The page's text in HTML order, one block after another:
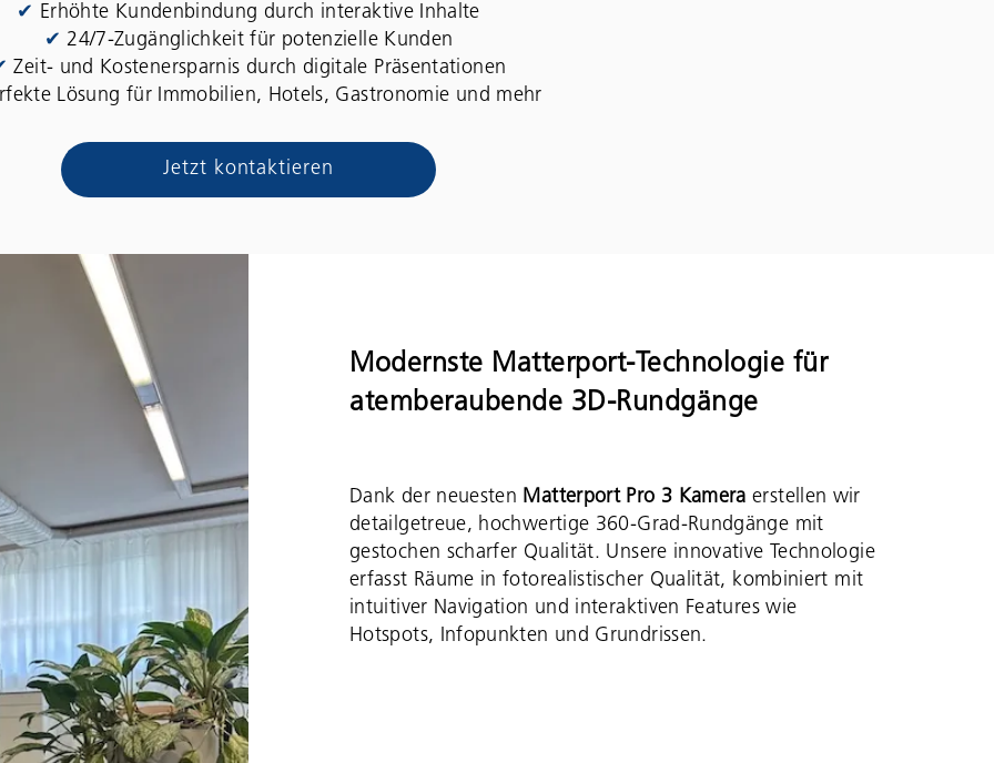
✔ Erhöhte Kundenbindung durch interaktive Inhalte
✔24/7-Zugänglichkeit für potenzielle Kunden
Zeit- und Kostenersparnis durch digitale Präsentationen
Lösung für Immobilien, Hotels, Gastronomie und mehr
Jetzt kontaktieren
Modernste Matterport-Technologie für
atemberaubende 3D-Rundgänge
Dank der neuesten Matterport Pro 3 Kameraerstellen wir
detailgetreue, hochwertige 360-Grad-Rundgänge mit
gestochen scharfer Qualität. Unsere innovative Technologie
erfasst Räume in fotorealistischer Qualität, kombiniert mit
intuitiver Navigation und interaktiven Features wie
Hotspots, Infopunkten und Grundrissen.